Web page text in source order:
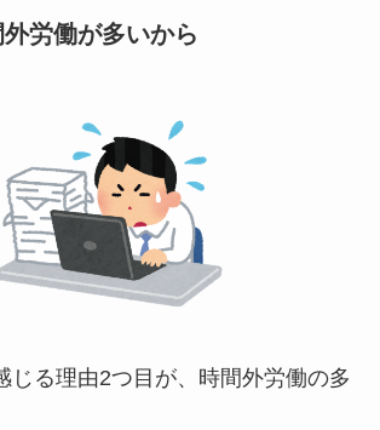
労働が多いから
じる理由2つ目が、時間外労働の多